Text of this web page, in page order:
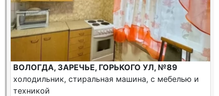
ВОЛОГДА, ЗАРЕЧЬЕ, ГОРЬКОГО УЛ, №89
холодильник, стиральная машина, с мебелью и
техникой